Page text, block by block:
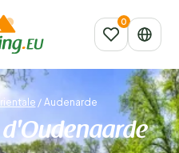
/ Audenarde
d'Oudenaarde